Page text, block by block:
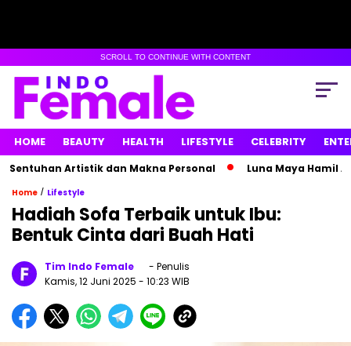
SCROLL TO CONTINUE WITH CONTENT
HOME BEAUTY HEALTH LIFESTYLE CELEBRITY
Artistik dan Makna Personal Luna Maya Hamil Anak
Home / Lifestyle
Hadiah Sofa Terbaik untuk Ibu:
Bentuk Cinta dari Buah Hati
Tim Indo Female
- Penulis
Kamis, 12 Juni 2025 - 10:23 WIB